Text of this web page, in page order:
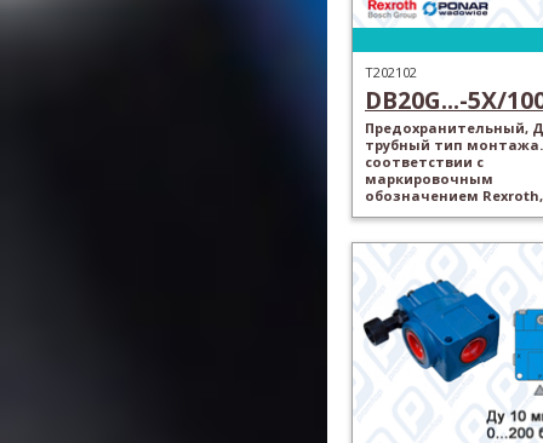
T202102
DB20G...-5X/
Предохранительный,
трубный тип
соответствии с
маркировочным
обозначением